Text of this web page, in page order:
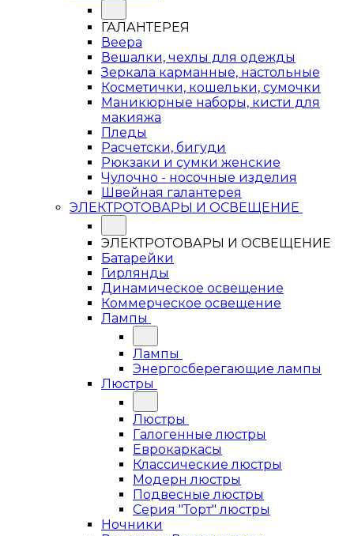
ГАЛАНТЕРЕЯ
Веера
Вешалки, чехлы для одежды
Зеркала карманные, настольные
Косметички, кошельки, сумочки
Маникюрные наборы, кисти для
макияжа
Пледы
Расчетски, бигуди
Рюкзаки и сумки женские
Чулочно - носочные изделия
Швейная галантерея
ЭЛЕКТРОТОВАРЫ И ОСВЕЩЕНИЕ
ЭЛЕКТРОТОВАРЫ И ОСВЕЩЕНИЕ
Батарейки
Гирлянды
Динамическое освещение
Коммерческое освещение
Лампы
Лампы
Энергосберегающие лампы
Люстры
Люстры
Галогенные люстры
Еврокаркасы
Классические люстры
Модерн люстры
Подвесные люстры
Серия "Торт" люстры
Ночники